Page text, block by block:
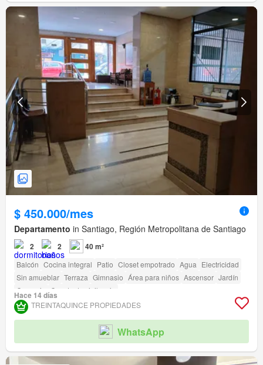
$ 450.000/mes
Departamento in Santiago, Región Metropolitana de Santiago
2 2 40 m²
Balcón Cocina integral Patio Closet empotrado Agua Electricidad
Sin amueblar Terraza Gimnasio Área para niños Ascensor Jardín
Conserje
Caseta de vigilancia
Acceso para personas con discapacidad
Hace 14 días
TREINTAQUINCE PROPIEDADES
WhatsApp